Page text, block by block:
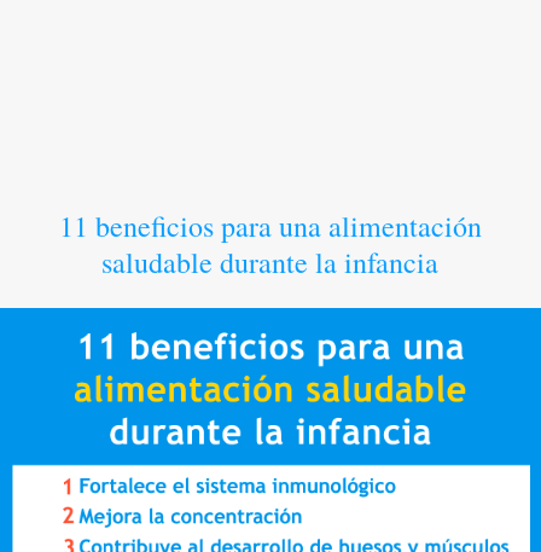
11 beneficios para una alimentación
saludable durante la infancia